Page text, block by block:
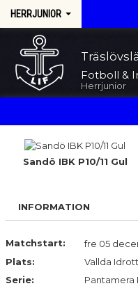
HERRJUNIOR
Fotboll &
Herrjunior
HEM
TRUPPEN
Sandö IBK P10/11 Gul
INFORMATION
Matchstart:
fre 05
Plats:
Vallda
Serie:
Pantamera